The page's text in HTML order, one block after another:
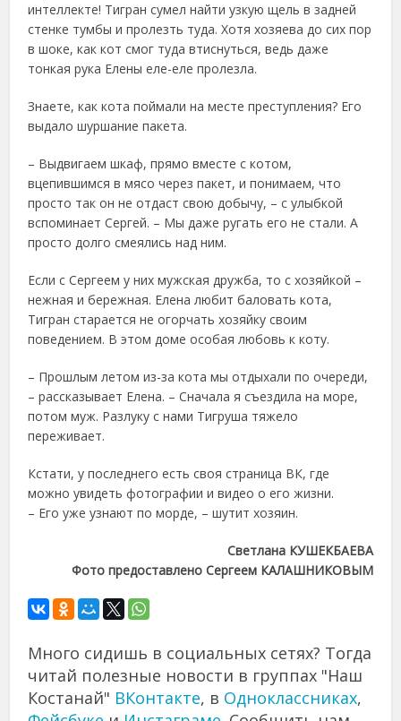
интеллекте! Тигран сумел найти узкую щель в задней
стенке тумбы и пролезть туда. Хотя хозяева до сих пор
в шоке, как кот смог туда втиснуться, ведь даже
тонкая рука Елены еле-еле пролезла.
Знаете, как кота поймали на месте преступления? Его
выдало шуршание пакета.
– Выдвигаем шкаф, прямо вместе с котом,
вцепившимся в мясо через пакет, и понимаем, что
просто так он не отдаст свою добычу, – с улыбкой
вспоминает Сергей. – Мы даже ругать его не стали. А
просто долго смеялись над ним.
Если с Сергеем у них мужская дружба, то с хозяйкой –
нежная и бережная. Елена любит баловать кота,
Тигран старается не огорчать хозяйку своим
поведением. В этом доме особая любовь к коту.
– Прошлым летом из-за кота мы отдыхали по очереди,
– рассказывает Елена. – Сначала я съездила на море,
потом муж. Разлуку с нами Тигруша тяжело
переживает.
Кстати, у последнего есть своя страница ВК, где
можно увидеть фотографии и видео о его жизни.
– Его уже узнают по морде, – шутит хозяин.
Светлана КУШЕКБАЕВА
Фото предоставлено Сергеем КАЛАШНИКОВЫМ
Много сидишь в социальных сетях? Тогда
читай полезные новости в группах "Наш
Костанай" ВКонтакте, в Одноклассниках,